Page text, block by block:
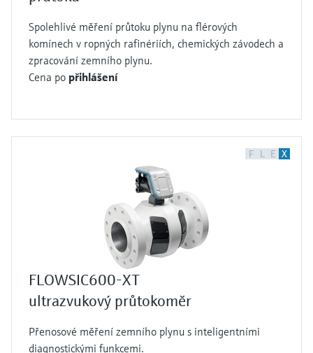
Spolehlivé měření průtoku plynu na flérových
komínech v ropných rafinériích, chemických závodech a
zpracování zemního plynu.
Cena po přihlášení
F L E X
FLOWSIC600-XT
ultrazvukový průtokoměr
Přenosové měření zemního plynu s inteligentními
diagnostickými funkcemi.